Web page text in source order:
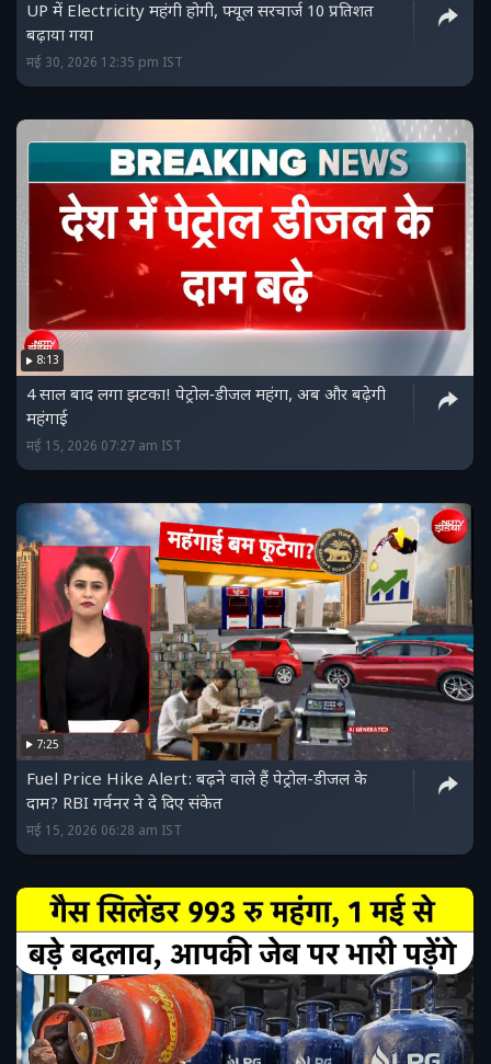
UP में Electricity महंगी होगी, फ्यूल सरचार्ज 10 प्रतिशत
बढ़ाया गया
मई 30, 2026 12:35 pm IST
8:13
4 साल बाद लगा झटका! पेट्रोल‑डीजल महंगा, अब और बढ़ेगी
महंगाई
मई 15, 2026 07:27 am IST
7:25
Fuel Price Hike Alert: बढ़ने वाले हैं पेट्रोल-डीजल के
दाम? RBI गर्वनर ने दे दिए संकेत
मई 15, 2026 06:28 am IST